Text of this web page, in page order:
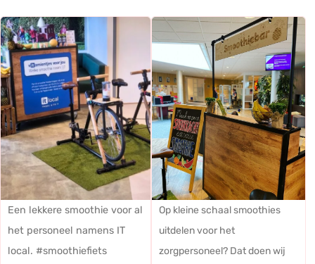
Een lekkere smoothie voor al
het personeel namens IT
local. #smoothiefiets
Op kleine schaal smoothies
uitdelen voor het
zorgpersoneel? Dat doen wij